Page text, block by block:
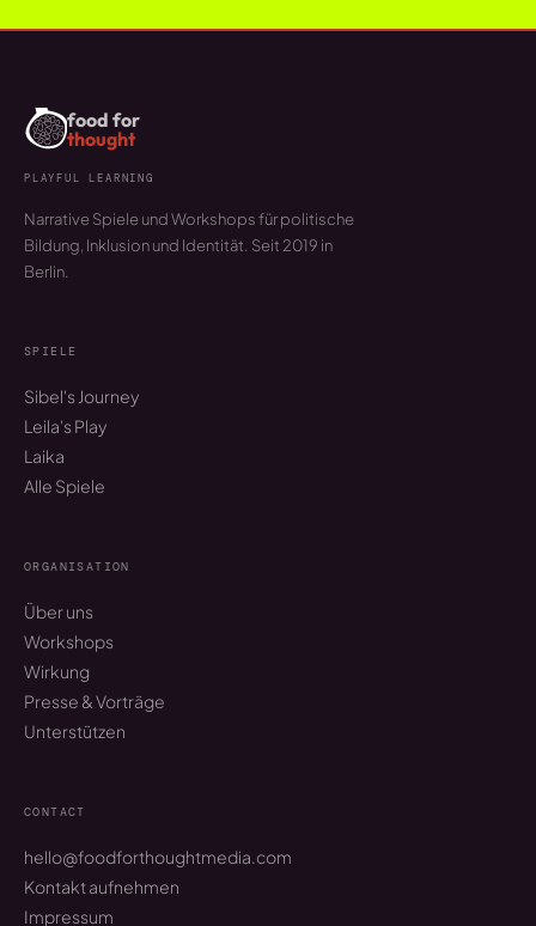
food for
thought
PLAYFUL LEARNING
Narrative Spiele und Workshops für politische
Bildung, Inklusion und Identität. Seit 2019 in
Berlin.
SPIELE
Sibel's Journey
Leila's Play
Laika
Alle Spiele
ORGANISATION
Über uns
Workshops
Wirkung
Presse & Vorträge
Unterstützen
CONTACT
hello@foodforthoughtmedia.com
Kontakt aufnehmen
Impressum